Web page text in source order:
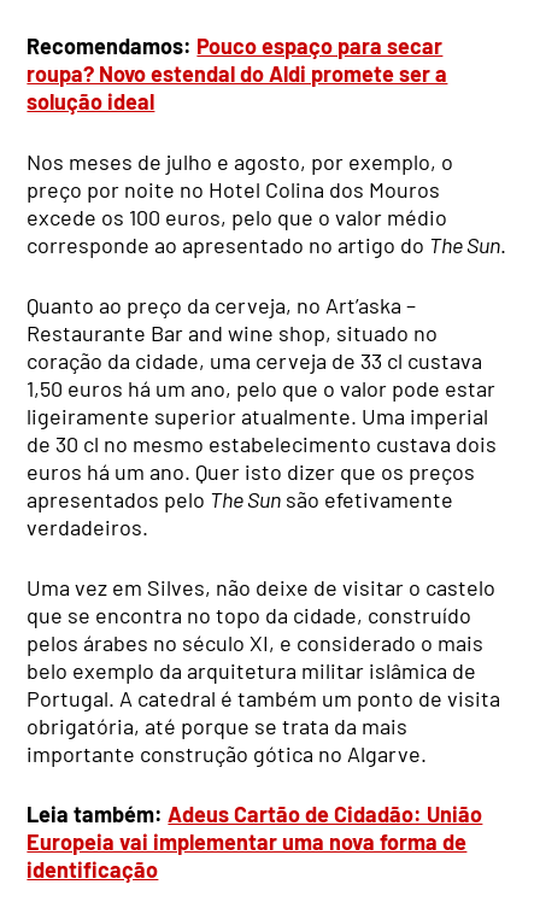
Recomendamos: Pouco espaço para secar
roupa? Novo estendal do Aldi promete ser a
solução ideal
Nos meses de julho e agosto, por exemplo, o
preço por noite no Hotel Colina dos Mouros
excede os 100 euros, pelo que o valor médio
corresponde ao apresentado no artigo do The Sun.
Quanto ao preço da cerveja, no Art’aska –
Restaurante Bar and wine shop, situado no
coração da cidade, uma cerveja de 33 cl custava
1,50 euros há um ano, pelo que o valor pode estar
ligeiramente superior atualmente. Uma imperial
de 30 cl no mesmo estabelecimento custava dois
euros há um ano. Quer isto dizer que os preços
apresentados pelo The Sun são efetivamente
verdadeiros.
Uma vez em Silves, não deixe de visitar o castelo
que se encontra no topo da cidade, construído
pelos árabes no século XI, e considerado o mais
belo exemplo da arquitetura militar islâmica de
Portugal. A catedral é também um ponto de visita
obrigatória, até porque se trata da mais
importante construção gótica no Algarve.
Leia também:Adeus Cartão de Cidadão: União
Europeia vai implementar uma nova forma de
identificação